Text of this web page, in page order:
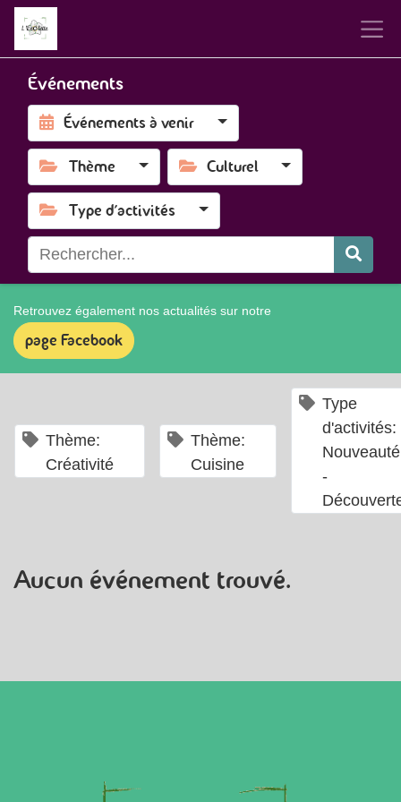
Événements
Événements à venir
Thème Culturel
Type d'activités
Retrouvez également nos actualités sur notre
page Facebook
Thème:
Créativité
Thème:
Cuisine
Type
d'activités:
Nouveauté
-
Aucun événement trouvé.